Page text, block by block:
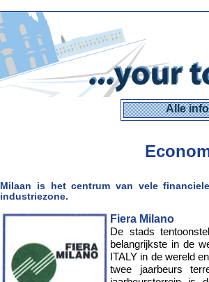
Alle
Milaan is het centrum van vele
industriezone.
Fiera Milano
De stads
belangrijkste in de
ITALY in de wereld
twee jaarbeurs